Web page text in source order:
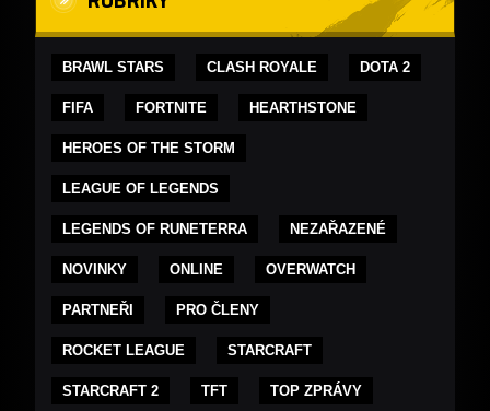
BRAWL STARS CLASH ROYALE DOTA 2
FIFA FORTNITE HEARTHSTONE
HEROES OF THE STORM
LEAGUE OF LEGENDS
LEGENDS OF RUNETERRA NEZAŘAZENÉ
NOVINKY ONLINE OVERWATCH
PARTNEŘI PRO ČLENY
ROCKET LEAGUE STARCRAFT
STARCRAFT 2 TFT TOP ZPRÁVY